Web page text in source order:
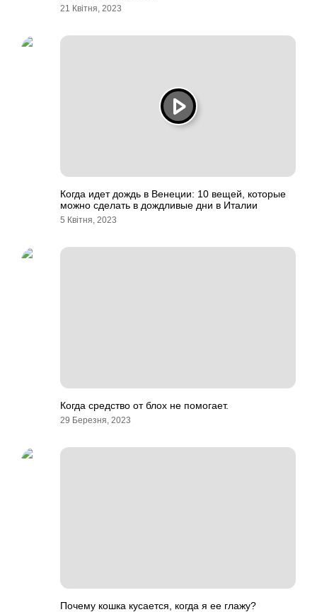
21 Квітня, 2023
Когда идет дождь в Венеции: 10 вещей, которые
можно сделать в дождливые дни в Италии
5 Квітня, 2023
Когда средство от блох не помогает.
29 Березня, 2023
Почему кошка кусается, когда я ее глажу?